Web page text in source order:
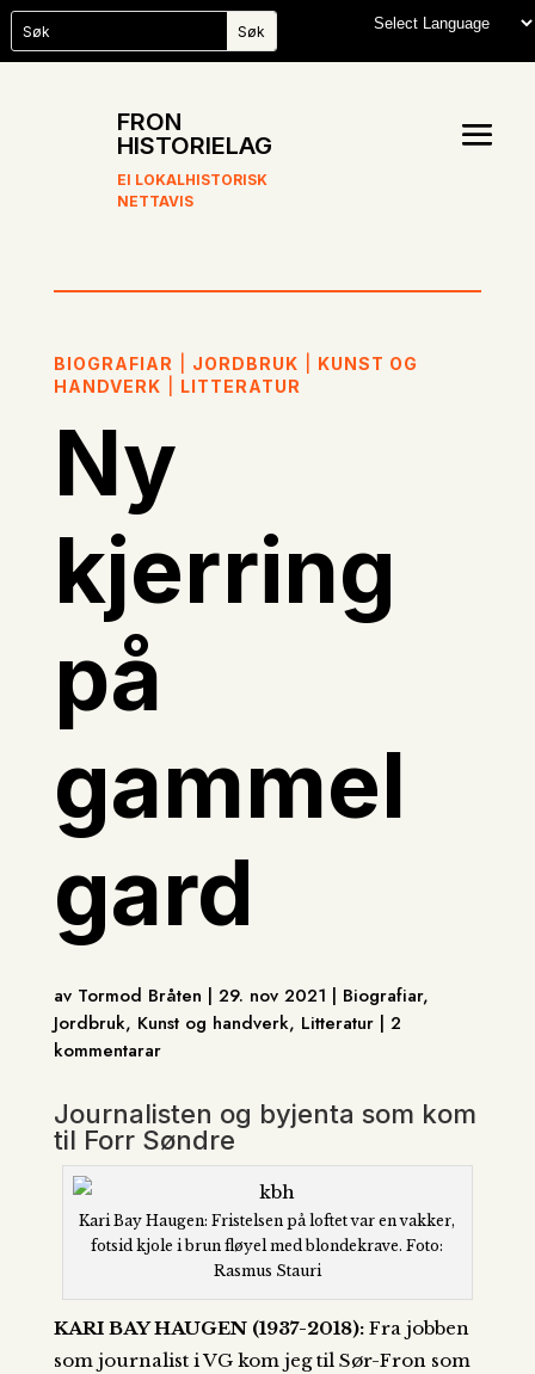
FRON
HISTORIELAG
EI LOKALHISTORISK
NETTAVIS
BIOGRAFIAR JORDBRUK
KUNST OG
HANDVERK
LITTERATUR
Ny
kjerring
på
gammel
gard
av Tormod Bråten | 29. nov 2021 | Biografiar,
Jordbruk, Kunst og handverk, Litteratur | 2
kommentarar
Journalisten og byjenta som kom
til Forr Søndre
Kari Bay Haugen: Fristelsen på loftet var en vakker,
fotsid kjole i brun fløyel med blondekrave. Foto:
Rasmus Stauri
KARI BAY HAUGEN (1937-2018):Fra jobben
som journalist i VG kom jeg til Sør-Fron som